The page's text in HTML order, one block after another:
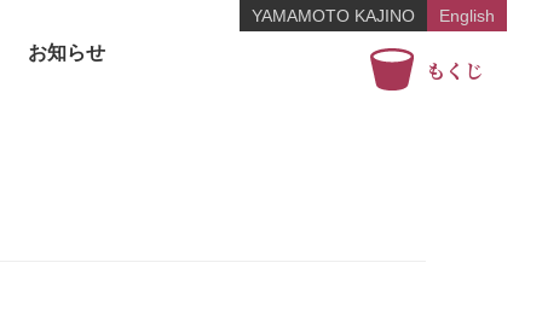
もくじ
お知らせ
YAMAMOTO KAJINO English